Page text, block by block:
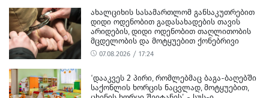
ᲐᲮᲐᲚᲪᲘᲮᲘᲡ ᲡᲐᲡᲐᲛᲐᲠᲗᲚᲝᲛ ᲒᲐᲜᲡᲐᲙᲣᲗᲠᲔᲑᲘᲗ
ᲓᲘᲓᲘ ᲝᲓᲔᲜᲝᲑᲘᲗ ᲒᲐᲓᲐᲡᲐᲮᲐᲓᲔᲑᲘᲡ ᲗᲐᲕᲘᲡ
ᲐᲠᲘᲓᲔᲑᲘᲡ, ᲓᲘᲓᲘ ᲝᲓᲔᲜᲝᲑᲘᲗ ᲗᲐᲦᲚᲘᲗᲝᲑᲘᲡ
ᲛᲪᲓᲔᲚᲝᲑᲘᲡ ᲓᲐ ᲛᲝᲢᲧᲣᲔᲑᲘᲗ ᲥᲝᲜᲔᲑᲠᲘᲕᲘ
ᲓᲐᲖᲘᲐᲜᲔᲑᲘᲡ ᲤᲐᲥᲢᲔᲑᲖᲔ 1 ᲞᲘᲠᲘ ᲓᲐᲛᲜᲐᲨᲐᲕᲔᲓ
ᲪᲜᲝ
07.08.2026 / 17:24
‘ᲓᲐᲐᲙᲕᲔᲡ 2 ᲞᲘᲠᲘ, ᲠᲝᲛᲚᲔᲑᲛᲐᲪ ᲑᲐᲒᲐ-ᲑᲐᲦᲔᲑᲨᲘ
ᲡᲐᲥᲝᲜᲚᲘᲡ ᲮᲝᲠᲪᲘᲡ ᲜᲐᲪᲕᲚᲐᲓ, ᲛᲝᲢᲧᲣᲔᲑᲘᲗ,